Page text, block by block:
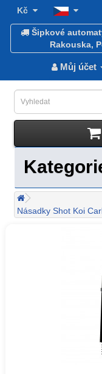
Kč
Šipkové
Rakouska,
Můj účet
Násadky Shot Koi